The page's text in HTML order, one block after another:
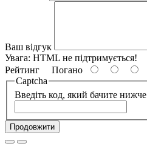
Ваш відгук
Увага: HTML не підтримується!
Рейтинг Погано
Captcha
Введіть код, який бачите нижче
Продовжити